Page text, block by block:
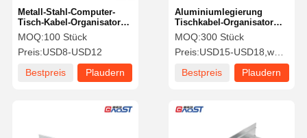
Metall-Stahl-Computer-
Tisch-Kabel-Organisator
Lüftung Design 290mm
MOQ:100 Stück
Preis:USD8-USD12
Bestpreis
Plaudern
Aluminiumlegierung
Tischkabel-Organisator
Halter Management Box
ROHS-Zertifizierung
MOQ:300 Stück
Preis:USD15-USD18,wholesale price negotiate.
Bestpreis
Plaudern